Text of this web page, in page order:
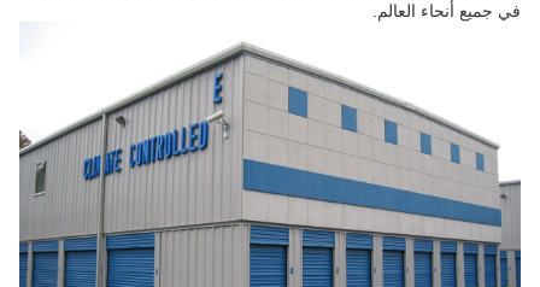
في جميع أنحاء العالم.